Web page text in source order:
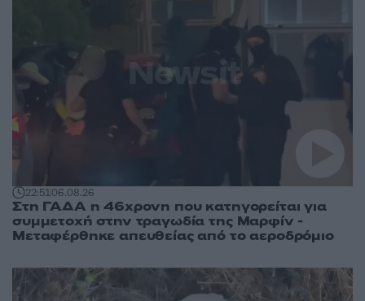
22:5106.08.26
Στη ΓΑΔΑ η 46χρονη που κατηγορείται για
συμμετοχή στην τραγωδία της Μαρφίν -
Μεταφέρθηκε απευθείας από το αεροδρόμιο